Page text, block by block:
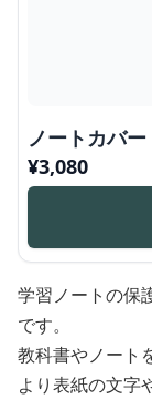
ノートカバ
¥3,080
学習ノートの保
です。
教科書やノート
より表紙の文字